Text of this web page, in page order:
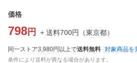
価格
798 円 + 送料700円 （東京都）
同一ストア3,980円以上で送料無料 対象商品を
条件により送料が異なる場合があります。